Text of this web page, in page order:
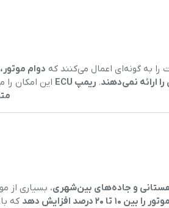
به گونه‌ای اعمال می‌کنند که دوام
ارائه نمی‌دهند.ریمپ ECU این امکان
و جاده‌های بین‌شهری، بسیاری از
که